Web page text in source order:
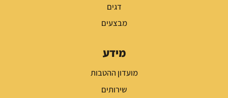
דגים
מבצעים
מידע
מועדון ההטבות
שירותים